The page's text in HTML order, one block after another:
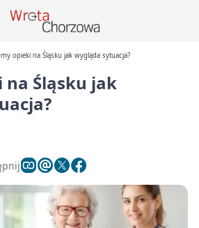
opieki na Śląsku jak wygląda sytuacja?
na Śląsku jak